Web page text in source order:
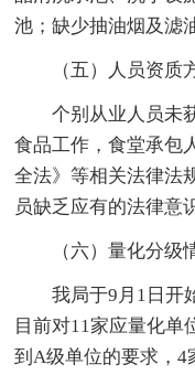
池；缺少抽油烟及滤
（五）人员资质
个别从业人员未获
食品工作，食堂承包
全法》等相关法律法
员缺乏应有的法律意
（六）量化分级
我局于9月1日开始
目前对11家应量化单
到A级单位的要求，4